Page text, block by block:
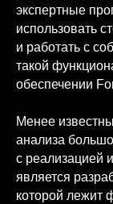
экспертные
использовать
и работать с
такой
обеспечении
Менее
анализа
с реализацией
является
которой лежит